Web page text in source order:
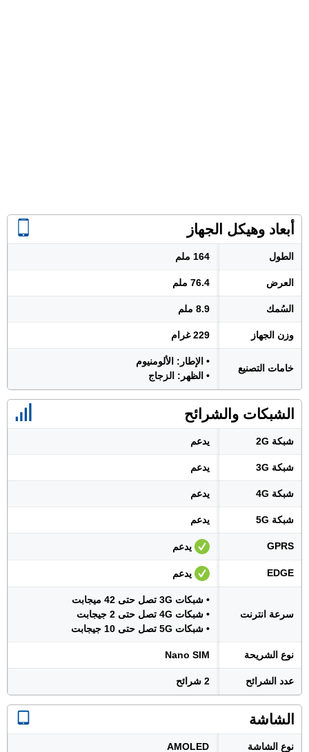
أبعاد وهيكل الجهاز
الطول 164 ملم
العرض 76.4 ملم
السُمك 8.9 ملم
وزن الجهاز 229 غرام
خامات التصنيع
• الإطار: الألومنيوم
• الظهر: الزجاج
الشبكات والشرائح
شبكة 2G يدعم
شبكة 3G يدعم
شبكة 4G يدعم
شبكة 5G يدعم
GPRS يدعم
EDGE يدعم
سرعة انترنت
• شبكات 3G تصل حتى 42 ميجابت
• شبكات 4G تصل حتى 2 جيجابت
• شبكات 5G تصل حتى 10 جيجابت
نوع الشريحة Nano SIM
عدد الشرائح 2 شرائح
الشاشة
نوع الشاشة AMOLED